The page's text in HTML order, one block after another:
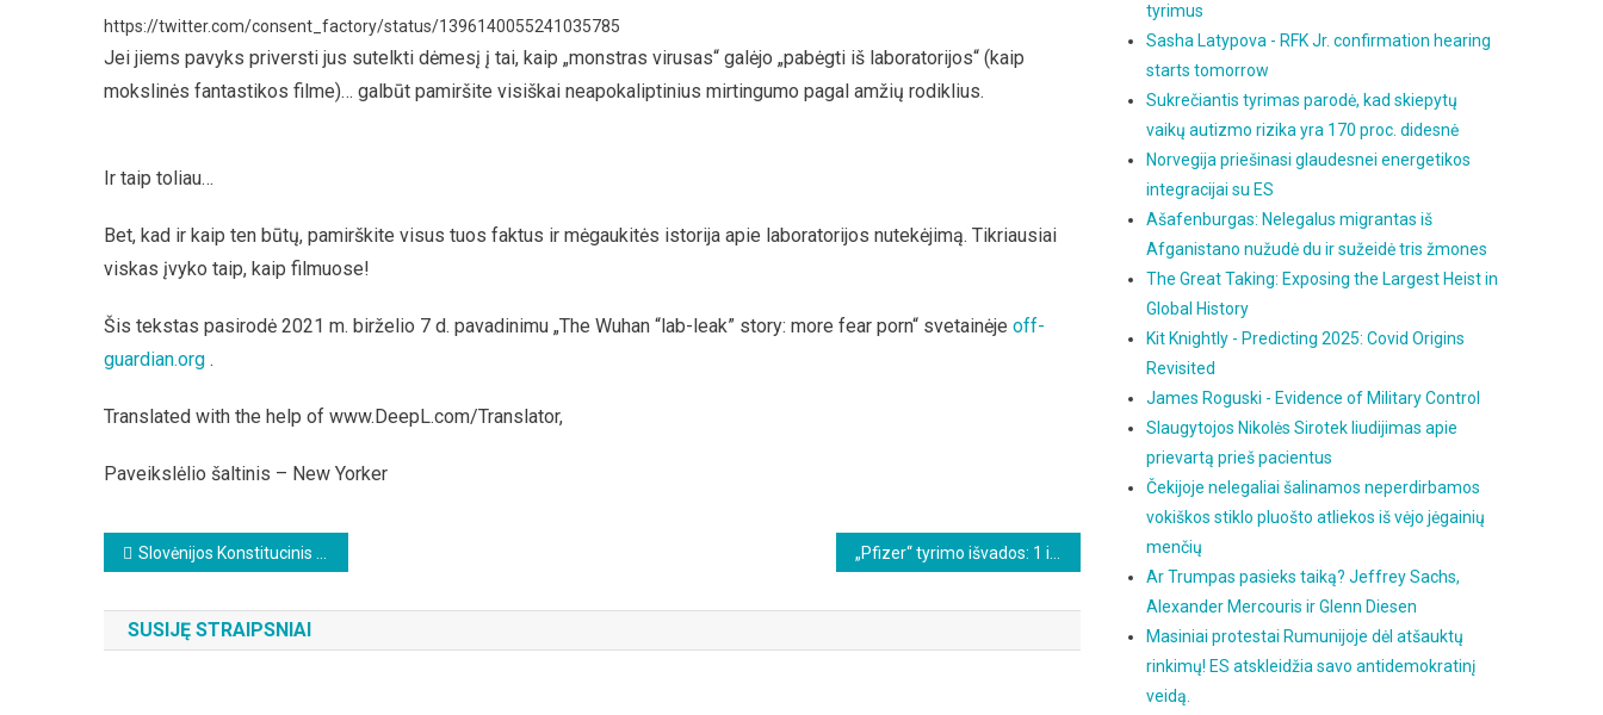
https://twitter.com/consent_factory/status/1396140055241035785
Jei jiems pavyks priversti jus sutelkti dėmesį į tai, kaip „monstras virusas“ galėjo „pabėgti iš laboratorijos“ (kaip
mokslinės fantastikos filme)… galbūt pamiršite visiškai neapokaliptinius mirtingumo pagal amžių rodiklius.
Ir taip toliau…
Bet, kad ir kaip ten būtų, pamirškite visus tuos faktus ir mėgaukitės istorija apie laboratorijos nutekėjimą. Tikriausiai
viskas įvyko taip, kaip filmuose!
Šis tekstas pasirodė 2021 m. birželio 7 d. pavadinimu „The Wuhan “lab-leak” story: more fear porn“ svetainėje off-
guardian.org .
Translated with the help of www.DeepL.com/Translator,
Paveikslėlio šaltinis – New Yorker
Beitragsnavigation
Slovėnijos Konstitucinis Teismas panaikino judėjimo ir susirinkimų draudimą
SUSIJĘ STRAIPSNIAI
tyrimus
Sasha Latypova - RFK Jr. confirmation hearing
starts tomorrow
Sukrečiantis tyrimas parodė, kad skiepytų
vaikų autizmo rizika yra 170 proc. didesnė
Norvegija priešinasi glaudesnei energetikos
integracijai su ES
Ašafenburgas: Nelegalus migrantas iš
Afganistano nužudė du ir sužeidė tris žmones
The Great Taking: Exposing the Largest Heist in
Global History
Kit Knightly - Predicting 2025: Covid Origins
Revisited
James Roguski - Evidence of Military Control
Slaugytojos Nikolės Sirotek liudijimas apie
prievartą prieš pacientus
Čekijoje nelegaliai šalinamos neperdirbamos
vokiškos stiklo pluošto atliekos iš vėjo jėgainių
menčių
Ar Trumpas pasieks taiką? Jeffrey Sachs,
Alexander Mercouris ir Glenn Diesen
Masiniai protestai Rumunijoje dėl atšauktų
rinkimų! ES atskleidžia savo antidemokratinį
veidą.